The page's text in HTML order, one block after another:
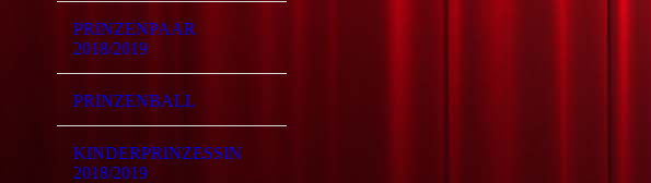
PRINZENPAAR
2018/2019
PRINZENBALL
KINDERPRINZESSIN
2018/2019